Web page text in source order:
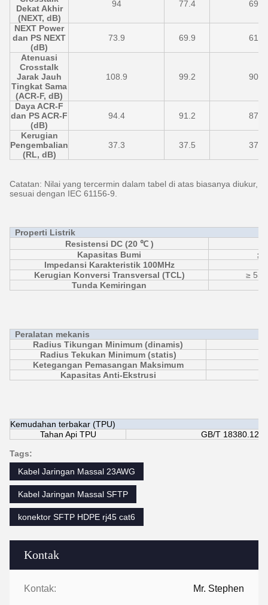
Kontak
Kontak: Mr. Stephen
Dekat Akhir
(NEXT, dB)
94 77.4 69.5
NEXT Power
dan PS NEXT
(dB)
73.9 69.9 61.7
Atenuasi
Crosstalk
Jarak Jauh
Tingkat Sama
(ACR-F, dB)
108.9 99.2 90.7
Daya ACR-F
dan PS ACR-F
(dB)
94.4 91.2 87.9
Kerugian
Pengembalian
(RL, dB)
37.3 37.5 37.3
Catatan: Nilai yang tercermin dalam tabel di atas biasanya diukur,
sesuai dengan IEC 61156-9.
Properti Listrik
Resistensi DC (20 ℃ )
Kapasitas Bumi
≦
Impedansi Karakteristik 100MHz
Kerugian Konversi Transversal (TCL)
≥
Tunda Kemiringan
Peralatan mekanis
Radius Tikungan Minimum (dinamis)
Radius Tekukan Minimum (statis)
Ketegangan Pemasangan Maksimum
Kapasitas Anti-Ekstrusi
Kemudahan terbakar (TPU)
Tahan Api TPU
GB/T 18380.12
Tags:
Kabel Jaringan Massal 23AWG
Kabel Jaringan Massal SFTP
konektor SFTP HDPE rj45 cat6